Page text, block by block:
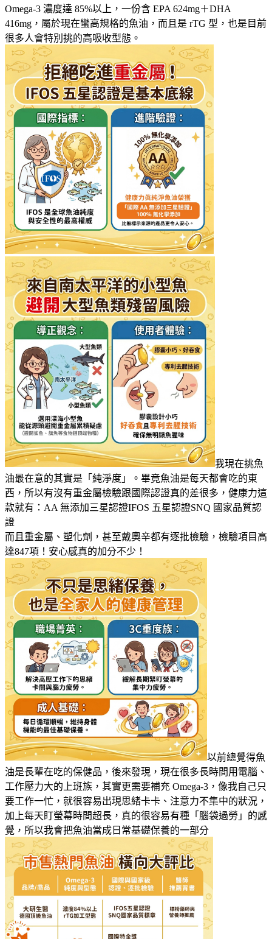
Omega-3 濃度達 85%以上，一份含 EPA 624mg＋DHA
416mg，屬於現在蠻高規格的魚油，而且是 rTG 型，也是目前
很多人會特別挑的高吸收型態。
我現在挑魚
油最在意的其實是「純淨度」。畢竟魚油是每天都會吃的東
西，所以有沒有重金屬檢驗跟國際認證真的差很多，健康力這
款就有：AA 無添加三星認證IFOS 五星認證SNQ 國家品質認
證
而且重金屬、塑化劑，甚至戴奧辛都有逐批檢驗，檢驗項目高
達847項！安心感真的加分不少！
以前總覺得魚
油是長輩在吃的保健品，後來發現，現在很多長時間用電腦、
工作壓力大的上班族，其實更需要補充 Omega-3，像我自己只
要工作一忙，就很容易出現思緒卡卡、注意力不集中的狀況，
加上每天盯螢幕時間超長，真的很容易有種「腦袋過勞」的感
覺，所以我會把魚油當成日常基礎保養的一部分